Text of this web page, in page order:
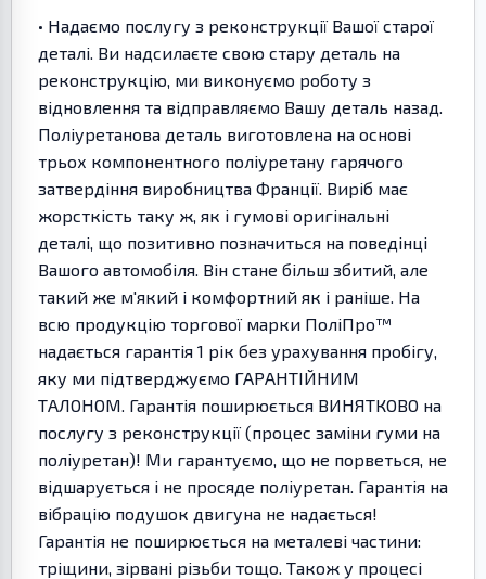
• Надаємо послугу з реконструкції Вашої старої
деталі. Ви надсилаєте свою стару деталь на
реконструкцію, ми виконуємо роботу з
відновлення та відправляємо Вашу деталь назад.
Поліуретанова деталь виготовлена на основі
трьох компонентного поліуретану гарячого
затвердіння виробництва Франції. Виріб має
жорсткість таку ж, як і гумові оригінальні
деталі, що позитивно позначиться на поведінці
Вашого автомобіля. Він стане більш збитий, але
такий же м'який і комфортний як і раніше. На
всю продукцію торгової марки ПоліПро™
надається гарантія 1 рік без урахування пробігу,
яку ми підтверджуємо ГАРАНТІЙНИМ
ТАЛОНОМ. Гарантія поширюється ВИНЯТКОВО на
послугу з реконструкції (процес заміни гуми на
поліуретан)! Ми гарантуємо, що не порветься, не
відшарується і не просяде поліуретан. Гарантія на
вібрацію подушок двигуна не надається!
Гарантія не поширюється на металеві частини:
тріщини, зірвані різьби тощо. Також у процесі